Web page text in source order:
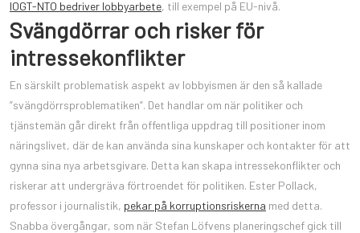
IOGT-NTO bedriver lobbyarbete, till exempel på EU-nivå.
Svängdörrar och risker för
intressekonflikter
En särskilt problematisk aspekt av lobbyismen är den så kallade
”svängdörrsproblematiken”. Det handlar om när politiker och
tjänstemän går direkt från offentliga uppdrag till positioner inom
näringslivet, där de kan använda sina kunskaper och kontakter för att
gynna sina nya arbetsgivare. Detta kan skapa intressekonflikter och
riskerar att undergräva förtroendet för politiken. Ester Pollack,
professor i journalistik, pekar på korruptionsriskerna med detta.
Snabba övergångar, som när Stefan Löfvens planeringschef gick till